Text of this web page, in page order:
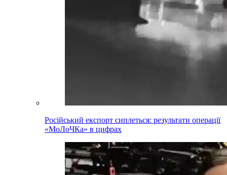
Російський експорт сиплеться: результати операції
«МоЛоЧКа» в цифрах